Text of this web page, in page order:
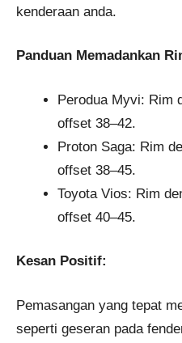
kenderaan anda.
Panduan Memadankan
Perodua Myvi: Rim
offset 38–42.
Proton Saga: Rim
offset 38–45.
Toyota Vios: Rim
offset 40–45.
Kesan Positif:
Pemasangan yang tepat
seperti geseran pada